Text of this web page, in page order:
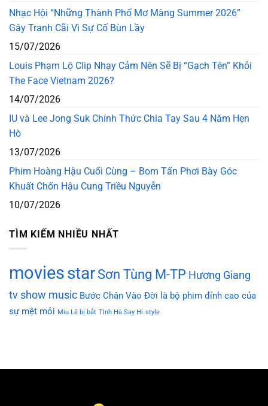
Nhạc Hội “Những Thành Phố Mơ Màng Summer 2026”
Gây Tranh Cãi Vì Sự Cố Bùn Lầy
15/07/2026
Louis Phạm Lộ Clip Nhạy Cảm Nên Sẽ Bị “Gạch Tên” Khỏi
The Face Vietnam 2026?
14/07/2026
IU và Lee Jong Suk Chính Thức Chia Tay Sau 4 Năm Hẹn
Hò
13/07/2026
Phim Hoàng Hậu Cuối Cùng – Bom Tấn Phơi Bày Góc
Khuất Chốn Hậu Cung Triều Nguyễn
10/07/2026
TÌM KIẾM NHIỀU NHẤT
moviesstarSơn Tùng M-TP Hương Giang
tv show music Bước Chân Vào Đời là bộ phim đỉnh cao của
sự mệt mỏi Miu Lê bị bắt TInh Hà Say Hi style